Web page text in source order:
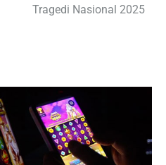
Tragedi Nasional 2025